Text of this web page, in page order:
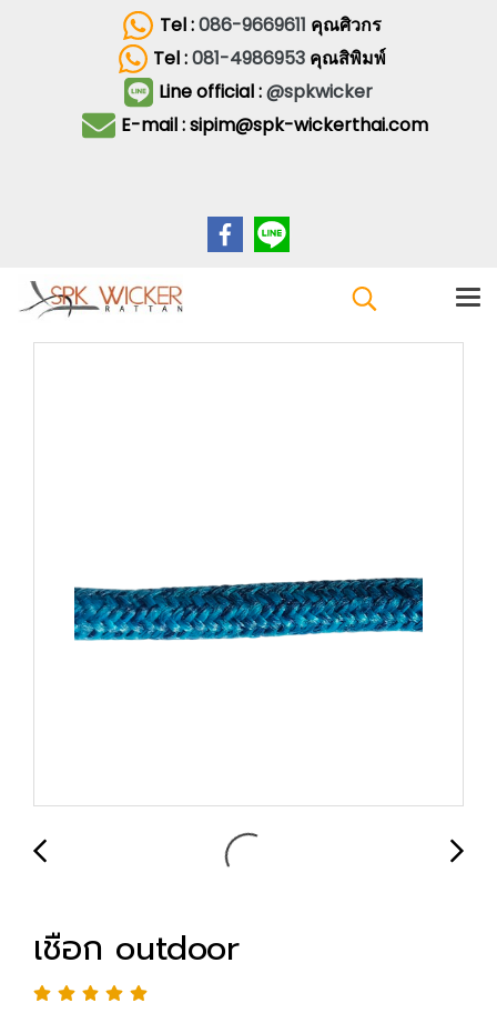
Tel :086-9669611 คุณศิวกร
Tel :081-4986953 คุณสิพิมพ์
Line official :@spkwicker
E-mail : sipim@spk-wickerthai.com
เชือก outdoor